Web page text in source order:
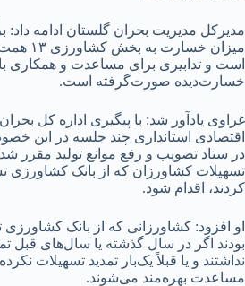
مدیرکل مدیریت بحران گلستان ادامه داد:
میزان
است و تدابیری برای مساعدت و همکاری
خسارت‌دیده صورت‌گرفته است.
غراوی یادآور شد: با پیگیری اداره کل
اقتصادی استانداری چند جلسه در این‌
در ستاد تصویب و رفع موانع تولید مقرر
تسهیلات کشاورزان که از بانک کشاورزی
کردند، اقدام شود.
او افزود: کشاورزانی که از بانک
بودند اگر در سال گذشته یا سال‌های قبل
نداشتند و یا قبلاً یک‌بار تمدید تسهیلات
مساعدت بهره‌مند می‌شوند.